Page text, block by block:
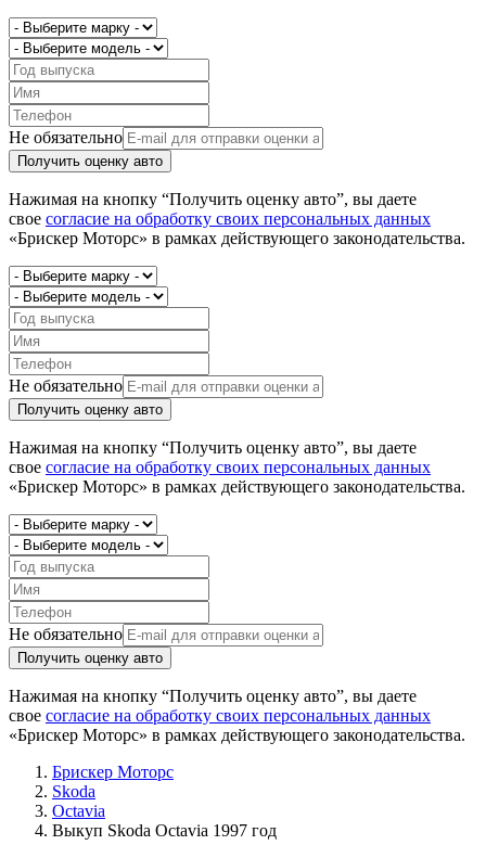
Не обязательно
Получить оценку авто
Нажимая на кнопку “Получить оценку авто”, вы даете
свое согласие на обработку своих персональных данных
«Брискер Моторс» в рамках действующего законодательства.
Не обязательно
Получить оценку авто
Нажимая на кнопку “Получить оценку авто”, вы даете
свое согласие на обработку своих персональных данных
«Брискер Моторс» в рамках действующего законодательства.
Не обязательно
Получить оценку авто
Нажимая на кнопку “Получить оценку авто”, вы даете
свое согласие на обработку своих персональных данных
«Брискер Моторс» в рамках действующего законодательства.
Брискер Моторс
Skoda
Octavia
Выкуп Skoda Octavia 1997 год